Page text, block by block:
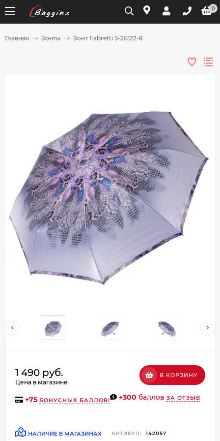
0
Главная Зонты Зонт Fabretti S-20122-8
1 490 руб.
Цена в магазине
В КОРЗИНУ
+75 БОНУСНЫХ БАЛЛОВ! +300 баллов ЗА ОТЗЫВ
НАЛИЧИЕ В МАГАЗИНАХ АРТИКУЛ: 142057
без переплат
График платежей
Сегодня
25%
Добавляйте товары
в корзину
Оплачивайте сегодня только
Получайте товар
выбранный способом
Оставшиеся
списываться
с вашей карты
каждые 2 недели
Подробнее